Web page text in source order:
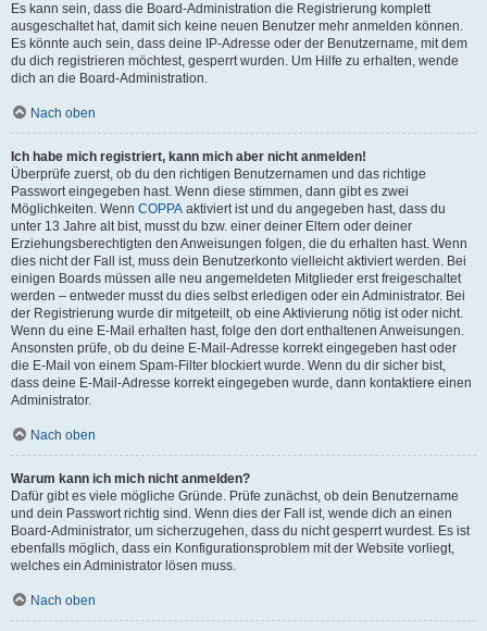
Es kann sein, dass die Board-Administration die Registrierung komplett
ausgeschaltet hat, damit sich keine neuen Benutzer mehr anmelden können.
Es könnte auch sein, dass deine IP-Adresse oder der Benutzername, mit dem
du dich registrieren möchtest, gesperrt wurden. Um Hilfe zu erhalten, wende
dich an die Board-Administration.
Nach oben
Ich habe mich registriert, kann mich aber nicht anmelden!
Überprüfe zuerst, ob du den richtigen Benutzernamen und das richtige
Passwort eingegeben hast. Wenn diese stimmen, dann gibt es zwei
Möglichkeiten. Wenn COPPA aktiviert ist und du angegeben hast, dass du
unter 13 Jahre alt bist, musst du bzw. einer deiner Eltern oder deiner
Erziehungsberechtigten den Anweisungen folgen, die du erhalten hast. Wenn
dies nicht der Fall ist, muss dein Benutzerkonto vielleicht aktiviert werden. Bei
einigen Boards müssen alle neu angemeldeten Mitglieder erst freigeschaltet
werden – entweder musst du dies selbst erledigen oder ein Administrator. Bei
der Registrierung wurde dir mitgeteilt, ob eine Aktivierung nötig ist oder nicht.
Wenn du eine E-Mail erhalten hast, folge den dort enthaltenen Anweisungen.
Ansonsten prüfe, ob du deine E-Mail-Adresse korrekt eingegeben hast oder
die E-Mail von einem Spam-Filter blockiert wurde. Wenn du dir sicher bist,
dass deine E-Mail-Adresse korrekt eingegeben wurde, dann kontaktiere einen
Administrator.
Nach oben
Warum kann ich mich nicht anmelden?
Dafür gibt es viele mögliche Gründe. Prüfe zunächst, ob dein Benutzername
und dein Passwort richtig sind. Wenn dies der Fall ist, wende dich an einen
Board-Administrator, um sicherzugehen, dass du nicht gesperrt wurdest. Es ist
ebenfalls möglich, dass ein Konfigurationsproblem mit der Website vorliegt,
welches ein Administrator lösen muss.
Nach oben